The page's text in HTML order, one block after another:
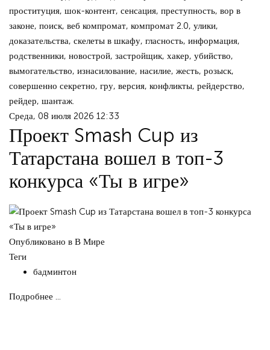
проституция, шок-контент, сенсация, преступность, вор в
законе, поиск, веб компромат, компромат 2.0, улики,
доказательства, скелеты в шкафу, гласность, информация,
родственники, новострой, застройщик, хакер, убийство,
вымогательство, изнасилование, насилие, жесть, розыск,
совершенно секретно, гру, версия, конфликты, рейдерство,
рейдер, шантаж.
Среда, 08 июля 2026 12:33
Проект Smash Cup из
Татарстана вошел в топ-3
конкурса «Ты в игре»
Опубликовано в В Мире
Теги
бадминтон
Подробнее ...